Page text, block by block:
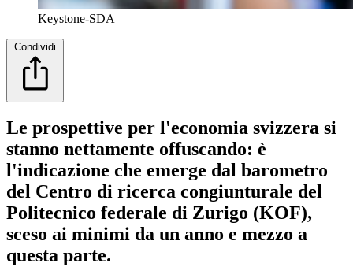
Keystone-SDA
Condividi
Le prospettive per l'economia svizzera si
stanno nettamente offuscando: è
l'indicazione che emerge dal barometro
del Centro di ricerca congiunturale del
Politecnico federale di Zurigo (KOF),
sceso ai minimi da un anno e mezzo a
questa parte.